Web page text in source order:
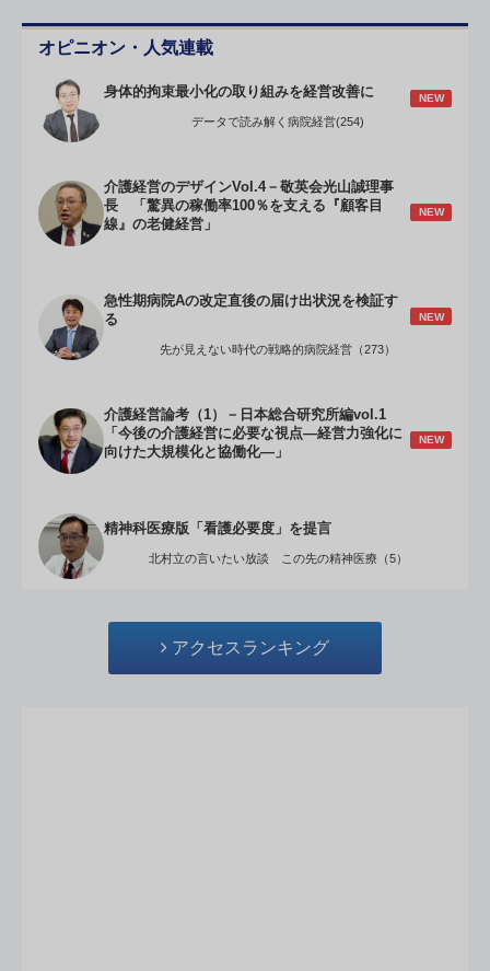
オピニオン・人気連載
身体的拘束最小化の取り組みを経営改善に NEW
データで読み解く病院経営(254)
介護経営のデザインVol.4－敬英会光山誠理事
長 「驚異の稼働率100％を支える『顧客目
線』の老健経営」
NEW
急性期病院Aの改定直後の届け出状況を検証す
る
NEW
先が見えない時代の戦略的病院経営（273）
介護経営論考（1）－日本総合研究所編vol.1
「今後の介護経営に必要な視点―経営力強化に
向けた大規模化と協働化―」
NEW
精神科医療版「看護必要度」を提言
北村立の言いたい放談 この先の精神医療（5）
アクセスランキング